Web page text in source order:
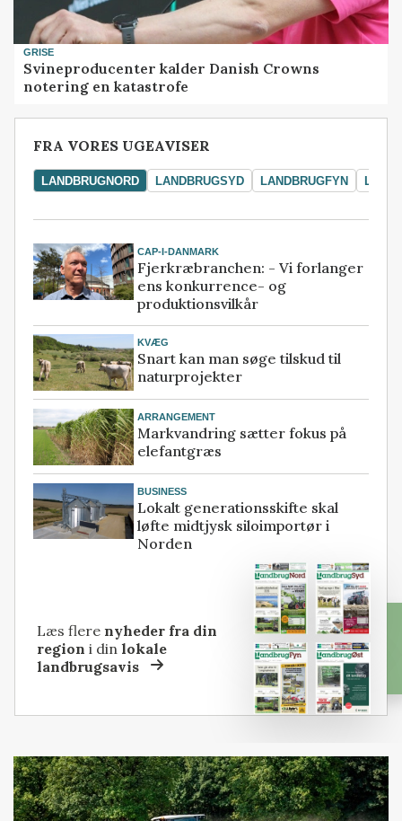
GRISE
Svineproducenter kalder Danish Crowns
notering en katastrofe
FRA VORES UGEAVISER
LANDBRUGNORD LANDBRUGSYD LANDBRUGFYN
CAP-I-DANMARK
Fjerkræbranchen: - Vi forlanger
ens konkurrence- og
produktionsvilkår
KVÆG
Snart kan man søge tilskud til
naturprojekter
ARRANGEMENT
Markvandring sætter fokus på
elefantgræs
BUSINESS
Lokalt generationsskifte skal
løfte midtjysk siloimportør i
Norden
Læs flere nyheder fra din
region i dinlokale
landbrugsavis